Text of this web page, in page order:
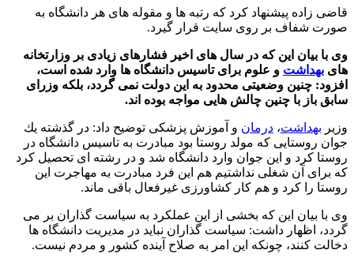
قاضی زاده پیشنهاد كرد كه رتبه ها و مقوله های هر دانشگاه به
صورت شفاف بر روی سایت قرار گیرد.
وی با بیان این كه در سال های اخیر فشارهای زیادی بر وزارتخانه
های بهداشت و علوم برای تاسیس دانشگاه ها وارد شده است،
افزود: چنین وضعیتی محدود به این دولت نمی گردد، بلكه وزرای
سابق باز با چنین چالش هایی مواجه بوده اند.
وزیر بهداشت، درمان و آموزش پزشكی توضیح داد: در گذشته یك
جوان روستایی كه مولد روستا بود مبادرت به تاسیس دانشگاه در
روستا كرد و این جوان وارد دانشگاه شد و در رشته ای تحصیل كرد
كه برای آن شغلی نداشتیم هم این فرد مبادرت به مهاجرت این
روستا را كرد و هم كار كشاورزی غیرفعال باقی ماند.
وی با بیان این كه بخشی از این عملكرد به سیاست گذاران بر می
گردد، اظهار داشت: سیاست گذاران نباید در مدیریت دانشگاه ها
دخالت كنند، چونكه این امر به صلاح آینده كشور و مردم نیست.